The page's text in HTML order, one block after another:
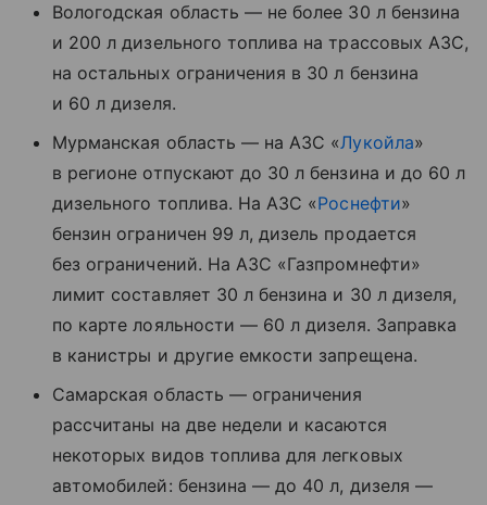
Вологодская область — не более 30 л бензина
и 200 л дизельного топлива на трассовых АЗС,
на остальных ограничения в 30 л бензина
и 60 л дизеля.
Мурманская область — на АЗС «Лукойла»
в регионе отпускают до 30 л бензина и до 60 л
дизельного топлива. На АЗС «Роснефти»
бензин ограничен 99 л, дизель продается
без ограничений. На АЗС «Газпромнефти»
лимит составляет 30 л бензина и 30 л дизеля,
по карте лояльности — 60 л дизеля. Заправка
в канистры и другие емкости запрещена.
Самарская область — ограничения
рассчитаны на две недели и касаются
некоторых видов топлива для легковых
автомобилей: бензина — до 40 л, дизеля —